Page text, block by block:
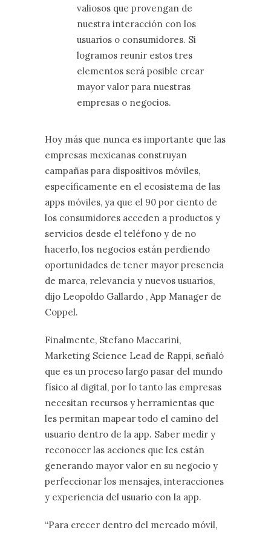
valiosos que provengan de
nuestra interacción con los
usuarios o consumidores. Si
logramos reunir estos tres
elementos será posible crear
mayor valor para nuestras
empresas o negocios.
Hoy más que nunca es importante que las
empresas mexicanas construyan
campañas para dispositivos móviles,
específicamente en el ecosistema de las
apps móviles, ya que el 90 por ciento de
los consumidores acceden a productos y
servicios desde el teléfono y de no
hacerlo, los negocios están perdiendo
oportunidades de tener mayor presencia
de marca, relevancia y nuevos usuarios,
dijo Leopoldo Gallardo , App Manager de
Coppel.
Finalmente, Stefano Maccarini,
Marketing Science Lead de Rappi, señaló
que es un proceso largo pasar del mundo
físico al digital, por lo tanto las empresas
necesitan recursos y herramientas que
les permitan mapear todo el camino del
usuario dentro de la app. Saber medir y
reconocer las acciones que les están
generando mayor valor en su negocio y
perfeccionar los mensajes, interacciones
y experiencia del usuario con la app.
“Para crecer dentro del mercado móvil,